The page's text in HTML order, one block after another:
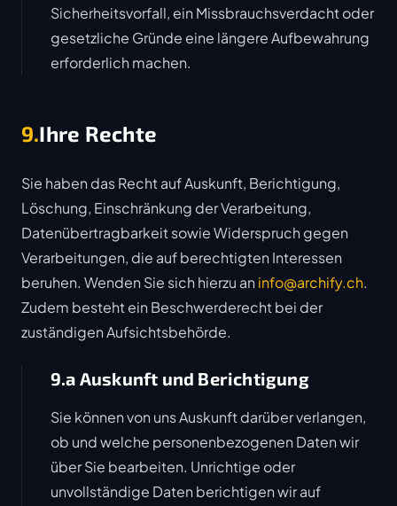
Sicherheitsvorfall, ein Missbrauchsverdacht oder
gesetzliche Gründe eine längere Aufbewahrung
erforderlich machen.
9.Ihre Rechte
Sie haben das Recht auf Auskunft, Berichtigung,
Löschung, Einschränkung der Verarbeitung,
Datenübertragbarkeit sowie Widerspruch gegen
Verarbeitungen, die auf berechtigten Interessen
beruhen. Wenden Sie sich hierzu an info@archify.ch.
Zudem besteht ein Beschwerderecht bei der
zuständigen Aufsichtsbehörde.
9.a Auskunft und Berichtigung
Sie können von uns Auskunft darüber verlangen,
ob und welche personenbezogenen Daten wir
über Sie bearbeiten. Unrichtige oder
unvollständige Daten berichtigen wir auf